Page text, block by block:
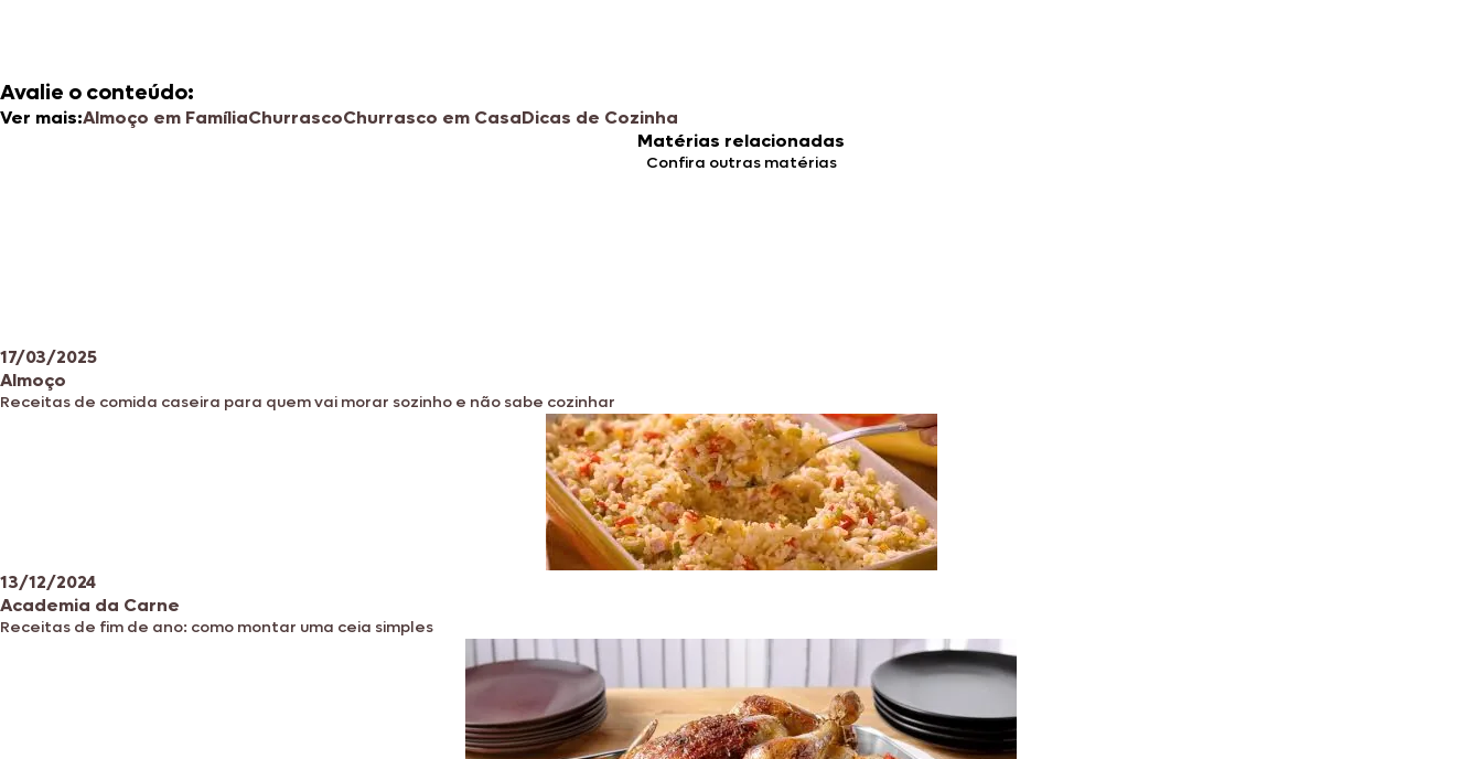
Avalie o conteúdo:
Ver mais:Almoço em FamíliaChurrascoChurrasco em CasaDicas de Cozinha
Matérias relacionadas
Confira outras matérias
17/03/2025
Almoço
Receitas de comida caseira para quem vai morar sozinho e não sabe cozinhar
13/12/2024
Academia da Carne
Receitas de fim de ano: como montar uma ceia simples